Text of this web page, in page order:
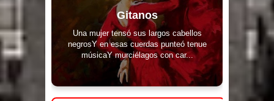
Gitanos
Una mujer tensó sus largos cabellos
negrosY en esas cuerdas punteó tenue
músicaY murciélagos con car...